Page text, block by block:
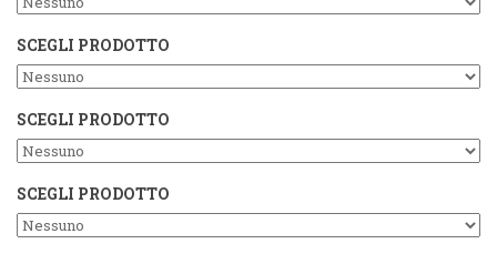
SCEGLI PRODOTTO
SCEGLI PRODOTTO
SCEGLI PRODOTTO